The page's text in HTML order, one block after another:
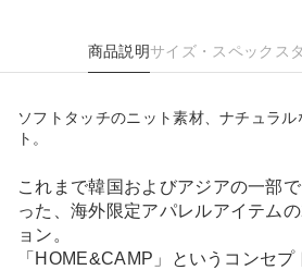
商品説明サイズ・スペック ス
ソフトタッチのニット素材、ナチュラ
ト。
これまで韓国およびアジアの一部
った、海外限定アパレルアイテム
ョン。
「HOME&CAMP」というコンセプ